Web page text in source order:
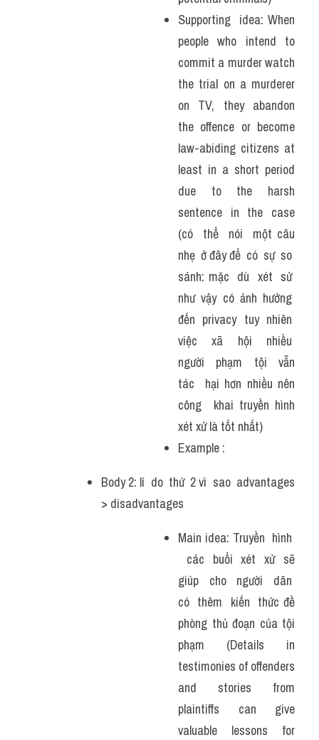
Supporting  idea: When
people who intend to
commit a murder watch
the trial on a murderer
on TV, they abandon
the offence or become
law-abiding citizens at
least in a short period
due to the harsh
sentence in the case
(có  thể  nói  một câu
nhẹ  ở đây để  có  sự  so
sánh: mặc  dù  xét  sử
như  vậy  có  ảnh  hưởng
đến  privacy  tuy  nhiên
việc  xã  hội  nhiều
người  phạm  tội  vẫn
tác  hại hơn nhiều nên
công  khai truyền hình
xét xử là tốt nhất)
Example :
Body 2: lí  do  thứ  2 vì  sao  advantages
> disadvantages
Main idea: Truyền  hình
các  buổi  xét  xử  sẽ
giúp  cho  người  dân
có  thêm  kiến  thức đề
phòng thủ đoạn của tội
phạm (Details in
testimonies of offenders
and stories from
plaintiffs can give
valuable lessons for